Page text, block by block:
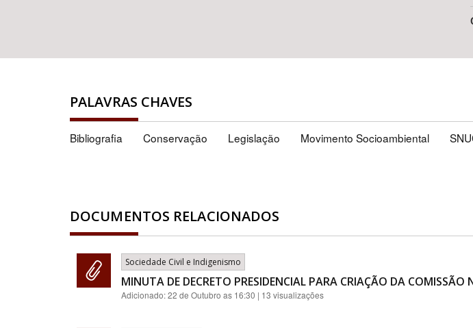
PALAVRAS CHAVES
Bibliografia Conservação Legislação Movimento Socioambiental
DOCUMENTOS RELACIONADOS
Sociedade Civil e Indigenismo
MINUTA DE DECRETO PRESIDENCIAL PARA CRIAÇÃO DA
Adicionado:22 de Outubro as 16:30 | 13 visualizações